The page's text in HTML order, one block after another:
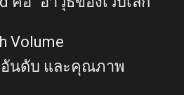
Volume
นดับ และคุณภาพ